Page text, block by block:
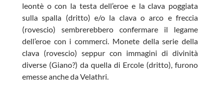
leontè o con la testa dell’eroe e la clava poggiata
sulla spalla (dritto) e/o la clava o arco e freccia
(rovescio) sembrerebbero confermare il legame
dell’eroe con i commerci. Monete della serie della
clava (rovescio) seppur con immagini di divinità
diverse (Giano?) da quella di Ercole (dritto), furono
emesse anche da Velathri.